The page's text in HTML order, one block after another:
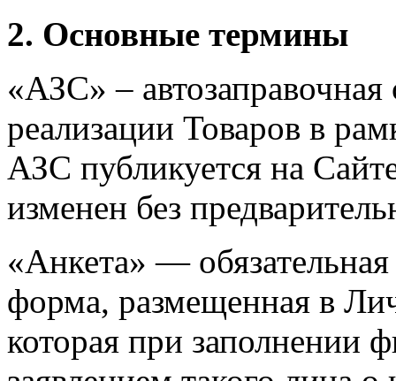
2. Основные термины
«АЗС» – автозаправочная
реализации Товаров в
АЗС публикуется на
изменен без
«Анкета» —
форма, размещенная в
которая при заполнении